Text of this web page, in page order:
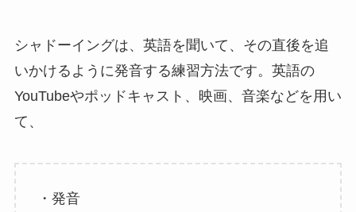
シャドーイングは、英語を聞いて、その直後を追
いかけるように発音する練習方法です。英語の
YouTubeやポッドキャスト、映画、音楽などを用い
て、
・発音